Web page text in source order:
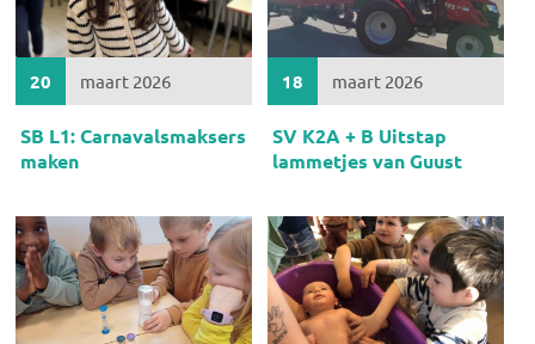
20 maart 2026
SB L1: Carnavalsmaksers
maken
18 maart 2026
SV K2A + B Uitstap
lammetjes van Guust